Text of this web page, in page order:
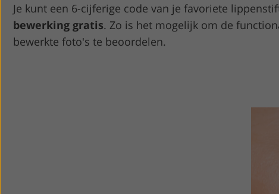
Je kunt een 6-cijferige code van je favoriete
bewerking gratis. Zo is het mogelijk om de
bewerkte foto's te beoordelen.